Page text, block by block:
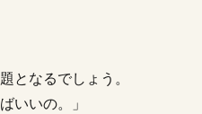
となるでしょう。
いいの。」